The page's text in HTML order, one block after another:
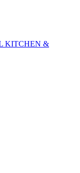
KITCHEN &